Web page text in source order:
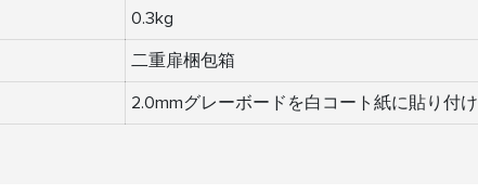
0.3kg
二重扉梱包箱
2.0mmグレーボードを白コート紙に貼り付け